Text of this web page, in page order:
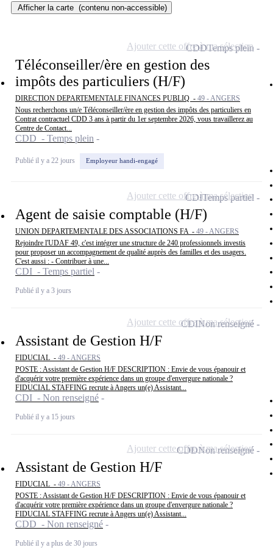
Afficher la carte (contenu non-accessible)
Téléconseiller/ère en gestion des
impôts des particuliers (H/F)
DIRECTION DEPARTEMENTALE FINANCES PUBLIQ - 49 - ANGERS
Nous recherchons un/e Téléconseiller/ère en gestion des impôts des particuliers en
Contrat contractuel CDD 3 ans à partir du 1er septembre 2026, vous travaillerez au
Centre de Contact...
CDD - Temps plein
Publié il y a 22 jours Employeur handi-engagé
CDDTemps plein
Ajouter cette offre à ma sélection
Agent de saisie comptable (H/F)
UNION DEPARTEMENTALE DES ASSOCIATIONS FA - 49 - ANGERS
Rejoindre l'UDAF 49, c'est intégrer une structure de 240 professionnels investis
pour proposer un accompagnement de qualité auprès des familles et des usagers.
C'est aussi : - Contribuer à une...
CDI - Temps partiel
Publié il y a 3 jours
CDITemps partiel
Ajouter cette offre à ma sélection
Assistant de Gestion H/F
FIDUCIAL - 49 - ANGERS
POSTE : Assistant de Gestion H/F DESCRIPTION : Envie de vous épanouir et
d'acquérir votre première expérience dans un groupe d'envergure nationale ?
FIDUCIAL STAFFING recrute à Angers un(e) Assistant...
CDI - Non renseigné
Publié il y a 15 jours
CDINon renseigné
Ajouter cette offre à ma sélection
Assistant de Gestion H/F
FIDUCIAL - 49 - ANGERS
POSTE : Assistant de Gestion H/F DESCRIPTION : Envie de vous épanouir et
d'acquérir votre première expérience dans un groupe d'envergure nationale ?
FIDUCIAL STAFFING recrute à Angers un(e) Assistant...
CDD - Non renseigné
Publié il y a plus de 30 jours
CDDNon renseigné
Ajouter cette offre à ma sélection